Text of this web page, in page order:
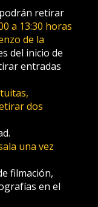
retirar
a 13:30 horas
de la
del inicio de
entradas
dos
una vez
filmación,
en el